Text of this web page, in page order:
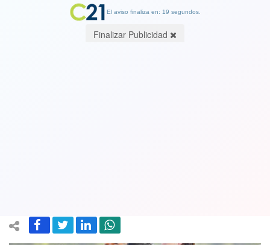
El aviso finaliza en: 19 segundos.
Finalizar Publicidad